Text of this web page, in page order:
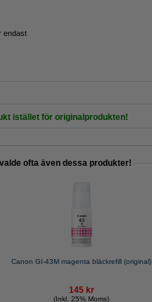
endast
istället för originalprodukten!
ofta även dessa produkter!
Canon GI-43M magenta bläckrefill (original)
145 kr
(Inkl. 25% Moms)